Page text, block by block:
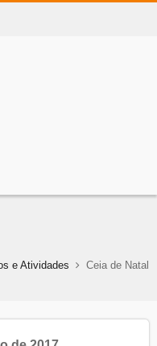
e Atividades Ceia de Natal